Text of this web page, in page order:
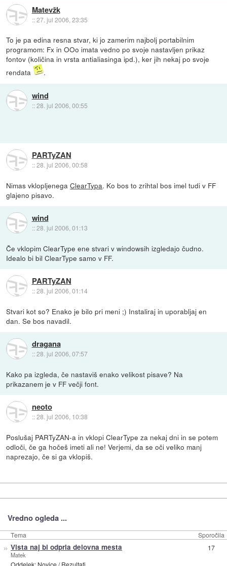
Matevžk
::27. jul 2006, 23:35
To je pa edina resna stvar, ki jo zamerim najbolj portabilnim
programom: Fx in OOo imata vedno po svoje nastavljen prikaz
fontov (količina in vrsta antialiasinga ipd.), ker jih nekaj po svoje
rendata
.
wind
::28. jul 2006, 00:55
PARTyZAN
::28. jul 2006, 00:58
Nimas vklopljenegaClearTypa. Ko bos to zrihtal bos imel tudi v FF
glajeno pisavo.
wind
::28. jul 2006, 01:13
Če vklopim ClearType ene stvari v windowsih izgledajo čudno.
Idealo bi bil ClearType samo v FF.
PARTyZAN
::28. jul 2006, 01:14
Stvari kot so? Enako je bilo pri meni ;) Instaliraj in uporabljaj en
dan. Se bos navadil.
dragana
::28. jul 2006, 07:57
Kako pa izgleda, če nastaviš enako velikost pisave? Na
prikazanem je v FF večji font.
neoto
::28. jul 2006, 10:38
Poslušaj PARTyZAN-a in vklopi ClearType za nekaj dni in se potem
odloči, če ga hočeš imeti ali ne! Verjemi, da se oči veliko manj
naprezajo, če si ga vklopiš.
Vredno ogleda ...
Tema Sporočila
» Vista naj bi odprla delovna mesta
Matek
17